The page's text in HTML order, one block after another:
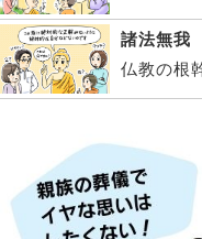
諸法無我
仏教の根